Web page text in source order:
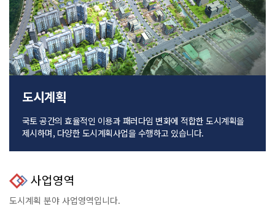
도시계획
국토 공간의 효율적인 이용과 패러다임 변화에 적합한 도시계획을
제시하며, 다양한 도시계획사업을 수행하고 있습니다.
사업영역
도시계획 분야 사업영역입니다.